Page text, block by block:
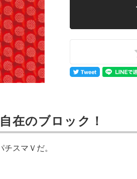
在のブロック！
スマＶだ。